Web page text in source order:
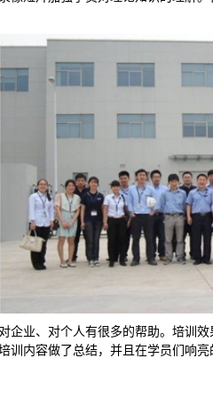
企业、对个人有很多的帮助。培训
内容做了总结，并且在学员们响